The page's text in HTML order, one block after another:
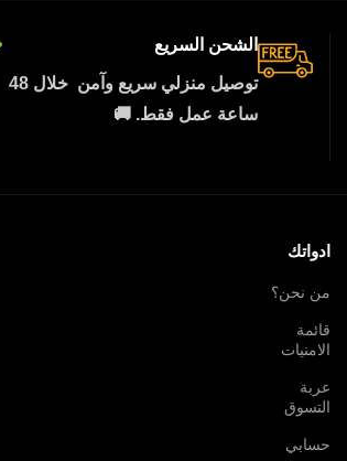
الشحن السريع
توصيل منزلي سريع وآمن خلال 48
ساعة عمل فقط. 🚚
ادواتك
من نحن؟
قائمة
الامنيات
عربة
التسوق
حسابي